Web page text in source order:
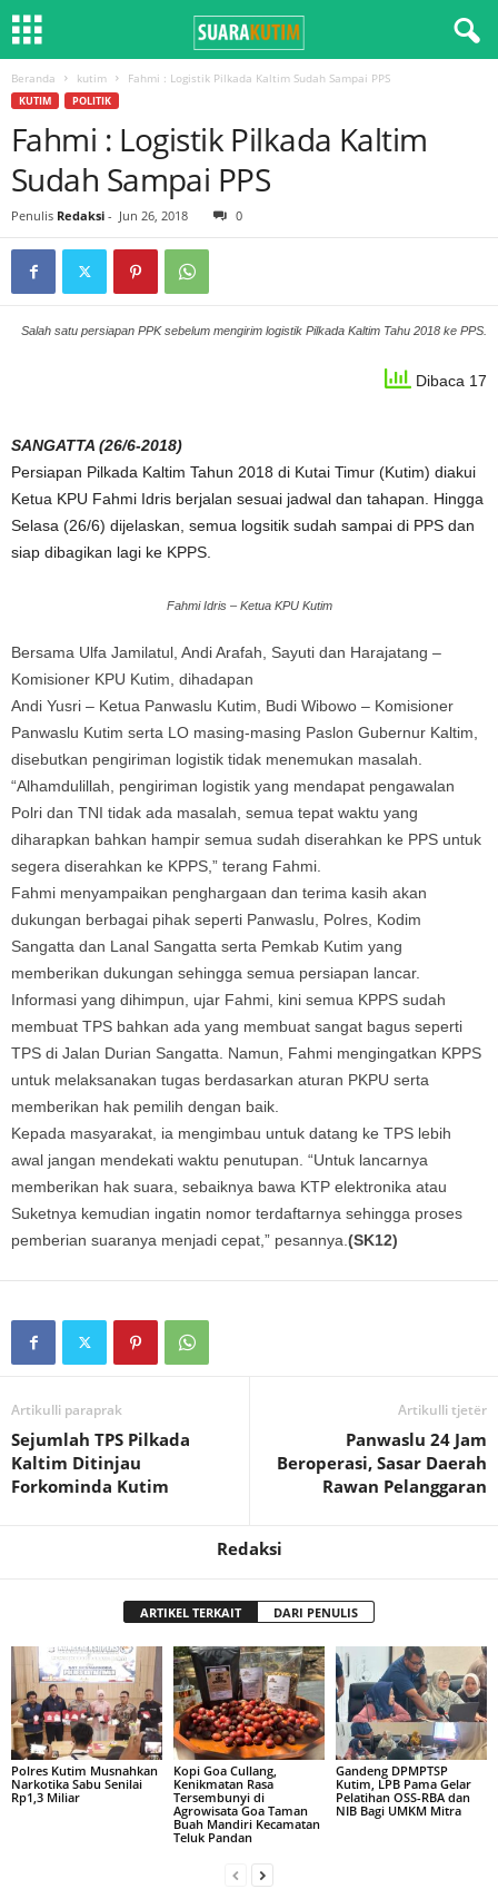
Beranda kutim Fahmi : Logistik Pilkada Kaltim Sudah Sampai PPS
KUTIM POLITIK
Fahmi : Logistik Pilkada Kaltim
Sudah Sampai PPS
Penulis Redaksi - Jun 26, 2018 0
Salah satu persiapan PPK sebelum mengirim logistik Pilkada Kaltim Tahu 2018 ke PPS.
Dibaca 17
SANGATTA (26/6-2018)
Persiapan Pilkada Kaltim Tahun 2018 di Kutai Timur (Kutim) diakui
Ketua KPU Fahmi Idris berjalan sesuai jadwal dan tahapan. Hingga
Selasa (26/6) dijelaskan, semua logsitik sudah sampai di PPS dan
siap dibagikan lagi ke KPPS.
Fahmi Idris – Ketua KPU Kutim
Bersama Ulfa Jamilatul, Andi Arafah, Sayuti dan Harajatang –
Komisioner KPU Kutim, dihadapan
Andi Yusri – Ketua Panwaslu Kutim, Budi Wibowo – Komisioner
Panwaslu Kutim serta LO masing-masing Paslon Gubernur Kaltim,
disebutkan pengiriman logistik tidak menemukan masalah.
“Alhamdulillah, pengiriman logistik yang mendapat pengawalan
Polri dan TNI tidak ada masalah, semua tepat waktu yang
diharapkan bahkan hampir semua sudah diserahkan ke PPS untuk
segera diserahkan ke KPPS,” terang Fahmi.
Fahmi menyampaikan penghargaan dan terima kasih akan
dukungan berbagai pihak seperti Panwaslu, Polres, Kodim
Sangatta dan Lanal Sangatta serta Pemkab Kutim yang
memberikan dukungan sehingga semua persiapan lancar.
Informasi yang dihimpun, ujar Fahmi, kini semua KPPS sudah
membuat TPS bahkan ada yang membuat sangat bagus seperti
TPS di Jalan Durian Sangatta. Namun, Fahmi mengingatkan KPPS
untuk melaksanakan tugas berdasarkan aturan PKPU serta
memberikan hak pemilih dengan baik.
Kepada masyarakat, ia mengimbau untuk datang ke TPS lebih
awal jangan mendekati waktu penutupan. “Untuk lancarnya
memberikan hak suara, sebaiknya bawa KTP elektronika atau
Suketnya kemudian ingatin nomor terdaftarnya sehingga proses
pemberian suaranya menjadi cepat,” pesannya. (SK12)
Artikulli paraprak
Sejumlah TPS Pilkada
Kaltim Ditinjau
Forkominda Kutim
Artikulli tjetër
Panwaslu 24 Jam
Beroperasi, Sasar Daerah
Rawan Pelanggaran
Redaksi
ARTIKEL TERKAIT DARI PENULIS
Polres Kutim Musnahkan
Narkotika Sabu Senilai
Rp1,3 Miliar
Kopi Goa Cullang,
Kenikmatan Rasa
Tersembunyi di
Agrowisata Goa Taman
Buah Mandiri Kecamatan
Teluk Pandan
Gandeng DPMPTSP
Kutim, LPB Pama Gelar
Pelatihan OSS-RBA dan
NIB Bagi UMKM Mitra